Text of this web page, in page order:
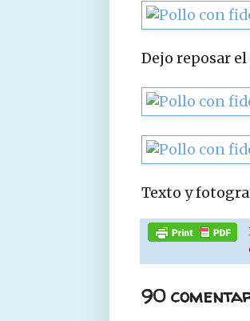
Dejo reposar
Texto y
90